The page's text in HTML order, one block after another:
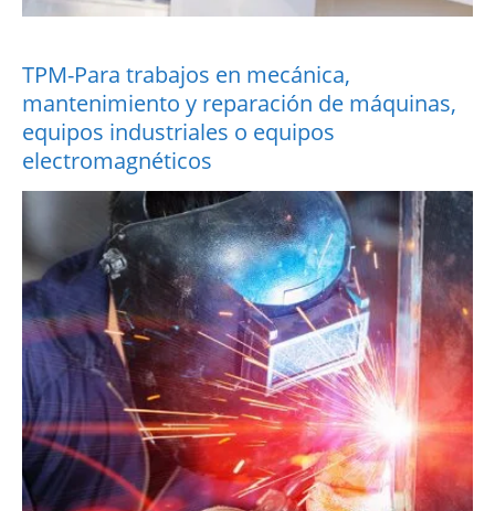
TPM-Para trabajos en mecánica,
mantenimiento y reparación de máquinas,
equipos industriales o equipos
electromagnéticos
More Information